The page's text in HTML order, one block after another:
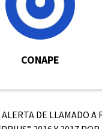
CONAPE
DE LLAMADO A